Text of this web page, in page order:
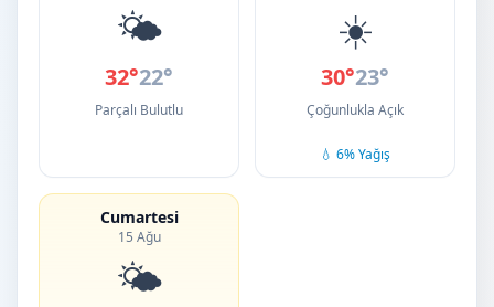
🌤️
32°22°
Parçalı Bulutlu
☀️
30°23°
Çoğunlukla Açık
💧 6% Yağış
Cumartesi
15 Ağu
🌤️